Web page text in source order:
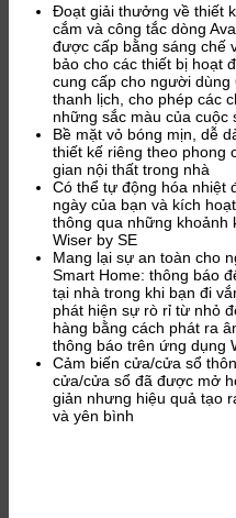
Đoạt giải thưởng về thiết
cắm và công tắc dòng
được cấp bằng sáng chế
bảo cho các thiết bị hoạt
cung cấp cho người dùng
thanh lịch, cho phép các
những sắc màu của cuộc
Bề mặt vỏ bóng mịn, dễ
thiết kế riêng theo phong
gian nội thất trong nhà
Có thể tự động hóa nhiệt
ngày của bạn và kích
thông qua những khoảnh
Wiser by SE
Mang lại sự an toàn cho
Smart Home: thông báo
tại nhà trong khi bạn đi
phát hiện sự rò rỉ từ nhỏ
hàng bằng cách phát ra
thông báo trên ứng dụng
Cảm biến cửa/cửa sổ
cửa/cửa sổ đã được mở
giản nhưng hiệu quả tạo
và yên bình